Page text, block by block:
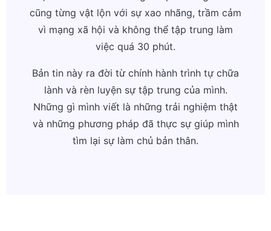
cũng từng vật lộn với sự xao nhãng, trầm cảm
vì mạng xã hội và không thể tập trung làm
việc quá 30 phút.
Bản tin này ra đời từ chính hành trình tự chữa
lành và rèn luyện sự tập trung của mình.
Những gì mình viết là những trải nghiệm thật
và những phương pháp đã thực sự giúp mình
tìm lại sự làm chủ bản thân.